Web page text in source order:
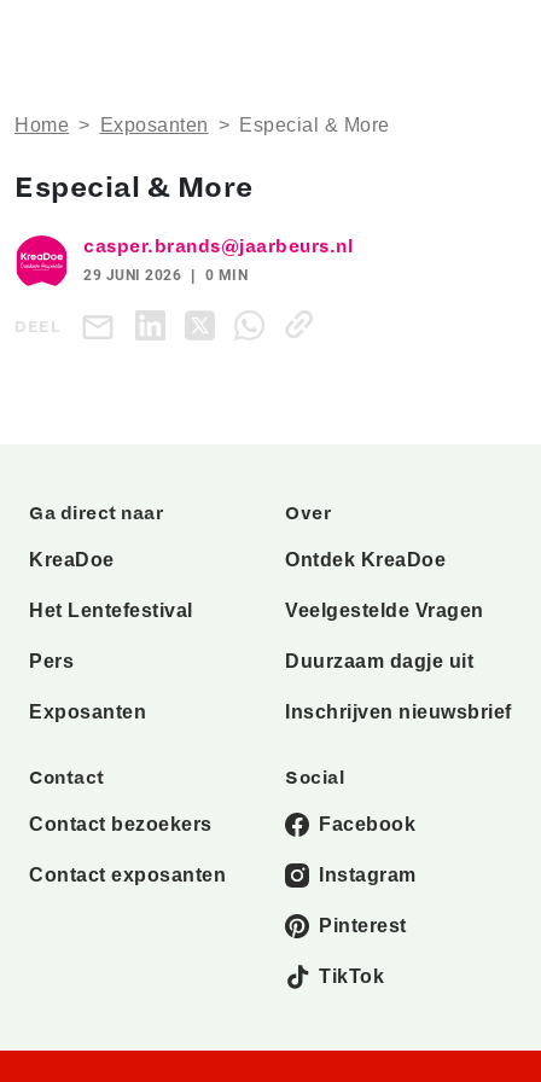
Home > Exposanten > Especial & More
Especial & More
casper.brands@jaarbeurs.nl
29 JUNI 2026 0 MIN
DEEL
Ga direct naar
KreaDoe
Het Lentefestival
Pers
Exposanten
Over
Ontdek KreaDoe
Veelgestelde Vragen
Duurzaam dagje uit
Inschrijven nieuwsbrief
Contact
Contact bezoekers
Contact exposanten
Social
Facebook
Instagram
Pinterest
TikTok